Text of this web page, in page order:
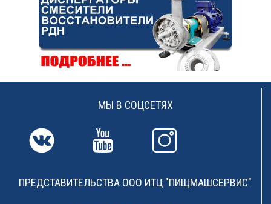
МЫ В СОЦСЕТЯХ
ПРЕДСТАВИТЕЛЬСТВА ООО ИТЦ "ПИЩМАШСЕРВИС"